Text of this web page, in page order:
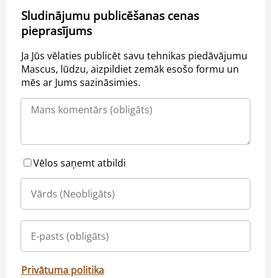
Sludinājumu publicēšanas cenas
pieprasījums
Ja Jūs vēlaties publicēt savu tehnikas piedāvājumu
Mascus, lūdzu, aizpildiet zemāk esošo formu un
mēs ar Jums sazināsimies.
Vēlos saņemt atbildi
Privātuma politika